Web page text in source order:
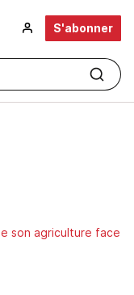
S'abonner
son agriculture face